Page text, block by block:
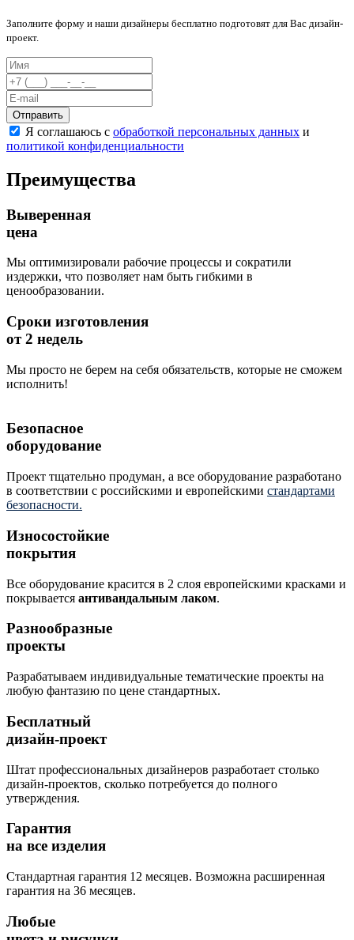
Заполните форму и наши дизайнеры бесплатно подготовят для Вас дизайн-
проект.
Отправить
Я соглашаюсь с обработкой персональных данных и
политикой конфиденциальности
Преимущества
Выверенная
цена
Мы оптимизировали рабочие процессы и сократили
издержки, что позволяет нам быть гибкими в
ценообразовании.
Сроки изготовления
от 2 недель
Мы просто не берем на себя обязательств, которые не сможем
исполнить!
Безопасное
оборудование
Проект тщательно продуман, а все оборудование разработано
в соответствии с российскими и европейскими стандартами
безопасности.
Износостойкие
покрытия
Все оборудование красится в 2 слоя европейскими красками и
покрывается антивандальным лаком.
Разнообразные
проекты
Разрабатываем индивидуальные тематические проекты на
любую фантазию по цене стандартных.
Бесплатный
дизайн-проект
Штат профессиональных дизайнеров разработает столько
дизайн-проектов, сколько потребуется до полного
утверждения.
Гарантия
на все изделия
Стандартная гарантия 12 месяцев. Возможна расширенная
гарантия на 36 месяцев.
Любые